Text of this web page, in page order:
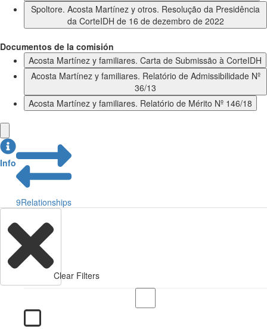
Spoltore. Acosta Martínez y otros. Resolução da Presidência
da CorteIDH de 16 de dezembro de 2022
Documentos de la comisión
Acosta Martínez y familiares. Carta de Submissão à CorteIDH
Acosta Martínez y familiares. Relatório de Admissibilidade Nº
36/13
Acosta Martínez y familiares. Relatório de Mérito Nº 146/18
Info
9Relationships
Clear Filters